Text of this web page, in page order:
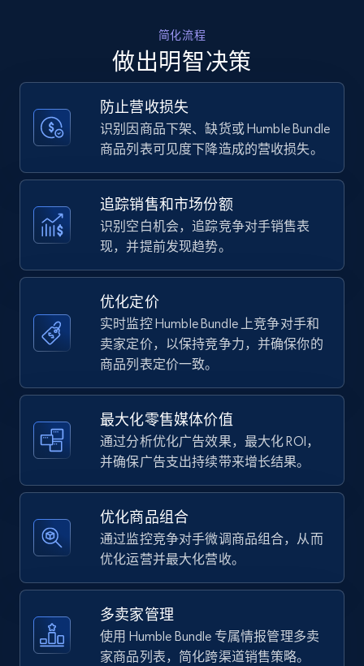
Title, Seller name, Brand, Description, Initial
price, Currency, Availability, Reviews count, and
35.3K+ 5.7K+ 立即开始
Amazon products - find products by using
upc numbers
Title, Seller name, Brand, Description, Initial
35.3K+ 5.7K+ 立即开始
Amazon Reviews
URL, Product name, Product rating, Product
rating object, Product rating max, Rating,
Author name, Asin, and more.
872+ 立即开始
Walmart - products
URL, Final price, Sku, Currency, Gtin,
Specifications, Image urls, Top reviews, and
简化流程
做出明智决策
防止营收损失
识别因商品下架、缺货或 Humble Bundle
商品列表可见度下降造成的营收损失。
追踪销售和市场份额
识别空白机会，追踪竞争对手销售表
现，并提前发现趋势。
优化定价
实时监控 Humble Bundle 上竞争对手和
卖家定价，以保持竞争力，并确保你的
商品列表定价一致。
最大化零售媒体价值
通过分析优化广告效果，最大化 ROI，
并确保广告支出持续带来增长结果。
优化商品组合
通过监控竞争对手微调商品组合，从而
优化运营并最大化营收。
多卖家管理
使用 Humble Bundle 专属情报管理多卖
家商品列表，简化跨渠道销售策略。